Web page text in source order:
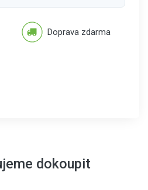
Doprava zdarma
dokoupit